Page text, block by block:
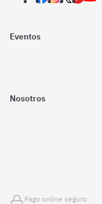
Eventos
Nosotros
Pago online seguro